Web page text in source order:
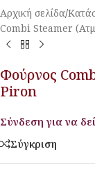
Αρχική σελίδα/
Combi Steamer
Φούρνος
Piron
Σύνδεση για να
Σύγκριση